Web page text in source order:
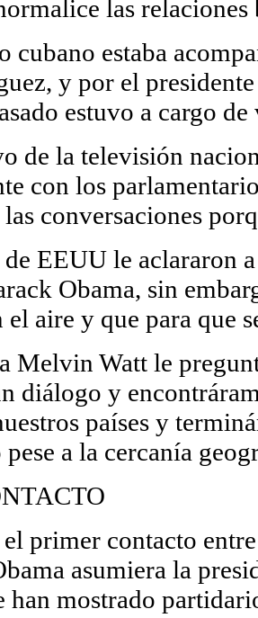
las relaciones
cubano estaba
y por el
estuvo a cargo
de la televisión
con los
conversaciones
EEUU le aclararon
Obama, sin
el aire y que para que
Melvin Watt le
diálogo y
países y
pese a la cercanía
primer contacto
asumiera la
han mostrado